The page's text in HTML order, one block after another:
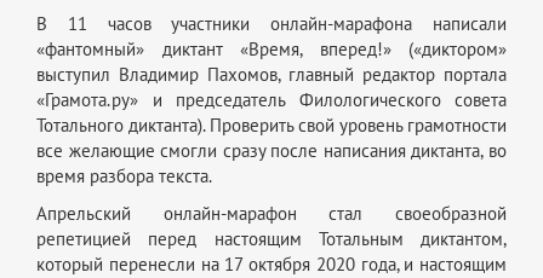
В 11 часов участники онлайн-марафона написали
«фантомный» диктант «Время, вперед!» («диктором»
выступил Владимир Пахомов, главный редактор портала
«Грамота.ру» и председатель Филологического совета
Тотального диктанта). Проверить свой уровень грамотности
все желающие смогли сразу после написания диктанта, во
время разбора текста.
Апрельский онлайн-марафон стал своеобразной
репетицией перед настоящим Тотальным диктантом,
который перенесли на 17 октября 2020 года, и настоящим